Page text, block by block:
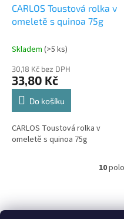
CARLOS Toustová rolka v
omeletě s quinoa 75g
Skladem (>5 ks)
30,18 Kč bez DPH
33,80 Kč
Do košíku
CARLOS Toustová rolka v
omeletě s quinoa 75g
10